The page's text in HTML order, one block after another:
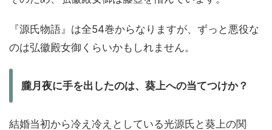
『源氏物語』は全54巻からなりますが、ずっと悪役な
のは弘徽殿女御くらいかもしれません。
朧月夜に手を出したのは、葵上への当てつけか？
結婚当初から冷え冷えとしている光源氏と葵上の関